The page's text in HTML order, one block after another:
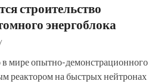
строительство
энергоблока
мире опытно-демонстрационного
реактором на быстрых нейтронах